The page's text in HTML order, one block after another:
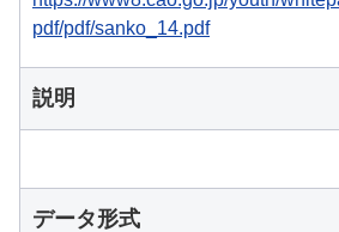
pdf/pdf/sanko_14.pdf
説明
データ形式